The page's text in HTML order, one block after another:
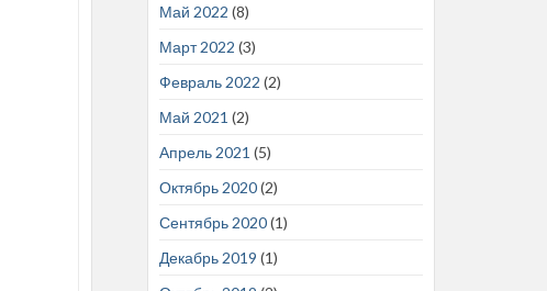
Май 2022 (8)
Март 2022 (3)
Февраль 2022 (2)
Май 2021 (2)
Апрель 2021 (5)
Октябрь 2020(2)
Сентябрь 2020(1)
Декабрь 2019 (1)